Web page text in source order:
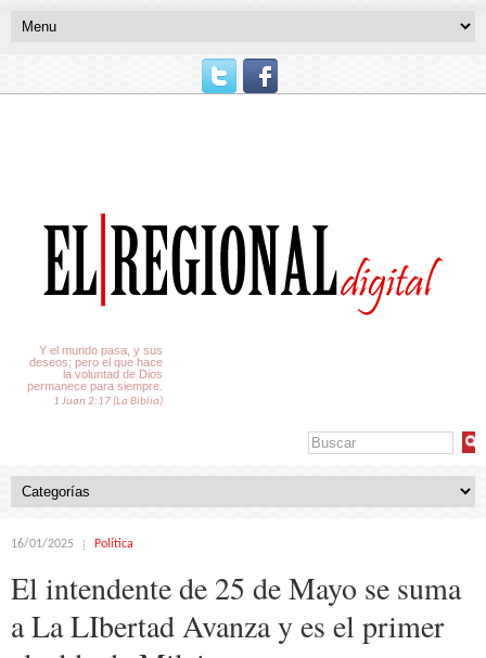
Y el mundo pasa, y sus
deseos; pero el que hace
la voluntad de Dios
permanece para siempre.
1 Juan 2:17 (La Biblia)
16/01/2025 Política
El intendente de 25 de Mayo se suma
a La LIbertad Avanza y es el primer